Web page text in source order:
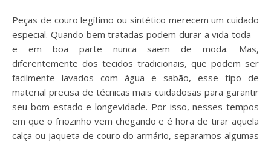
Peças de couro legítimo ou sintético merecem um cuidado
especial. Quando bem tratadas podem durar a vida toda –
e em boa parte nunca saem de moda. Mas,
diferentemente dos tecidos tradicionais, que podem ser
facilmente lavados com água e sabão, esse tipo de
material precisa de técnicas mais cuidadosas para garantir
seu bom estado e longevidade. Por isso, nesses tempos
em que o friozinho vem chegando e é hora de tirar aquela
calça ou jaqueta de couro do armário, separamos algumas